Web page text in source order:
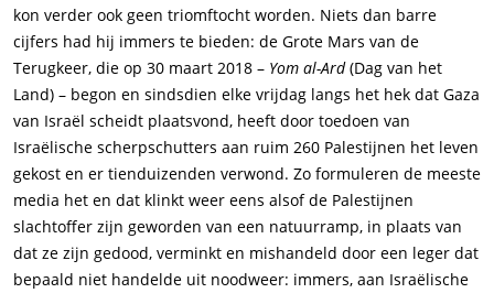
kon verder ook geen triomftocht worden. Niets dan barre
cijfers had hij immers te bieden: de Grote Mars van de
Terugkeer, die op 30 maart 2018 – Yom al-Ard(Dag van het
Land) – begon en sindsdien elke vrijdag langs het hek dat Gaza
van Israël scheidt plaatsvond, heeft door toedoen van
Israëlische scherpschutters aan ruim 260 Palestijnen het leven
gekost en er tienduizenden verwond. Zo formuleren de meeste
media het en dat klinkt weer eens alsof de Palestijnen
slachtoffer zijn geworden van een natuurramp, in plaats van
dat ze zijn gedood, verminkt en mishandeld door een leger dat
bepaald niet handelde uit noodweer: immers, aan Israëlische